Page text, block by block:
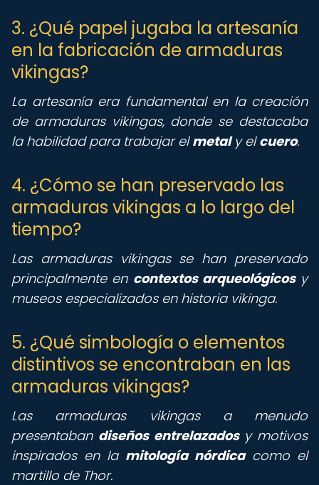
3. ¿Qué papel jugaba la artesanía
en la fabricación de armaduras
vikingas?
La artesanía era fundamental en la creación
de armaduras vikingas, donde se destacaba
la habilidad para trabajar elmetaly elcuero.
4. ¿Cómo se han preservado las
armaduras vikingas a lo largo del
tiempo?
Las armaduras vikingas se han preservado
principalmente en contextos arqueológicosy
museos especializados en historia vikinga.
5. ¿Qué simbología o elementos
distintivos se encontraban en las
armaduras vikingas?
Las armaduras vikingas a menudo
presentaban diseños entrelazadosy motivos
inspirados en la mitología nórdicacomo el
martillo de Thor.